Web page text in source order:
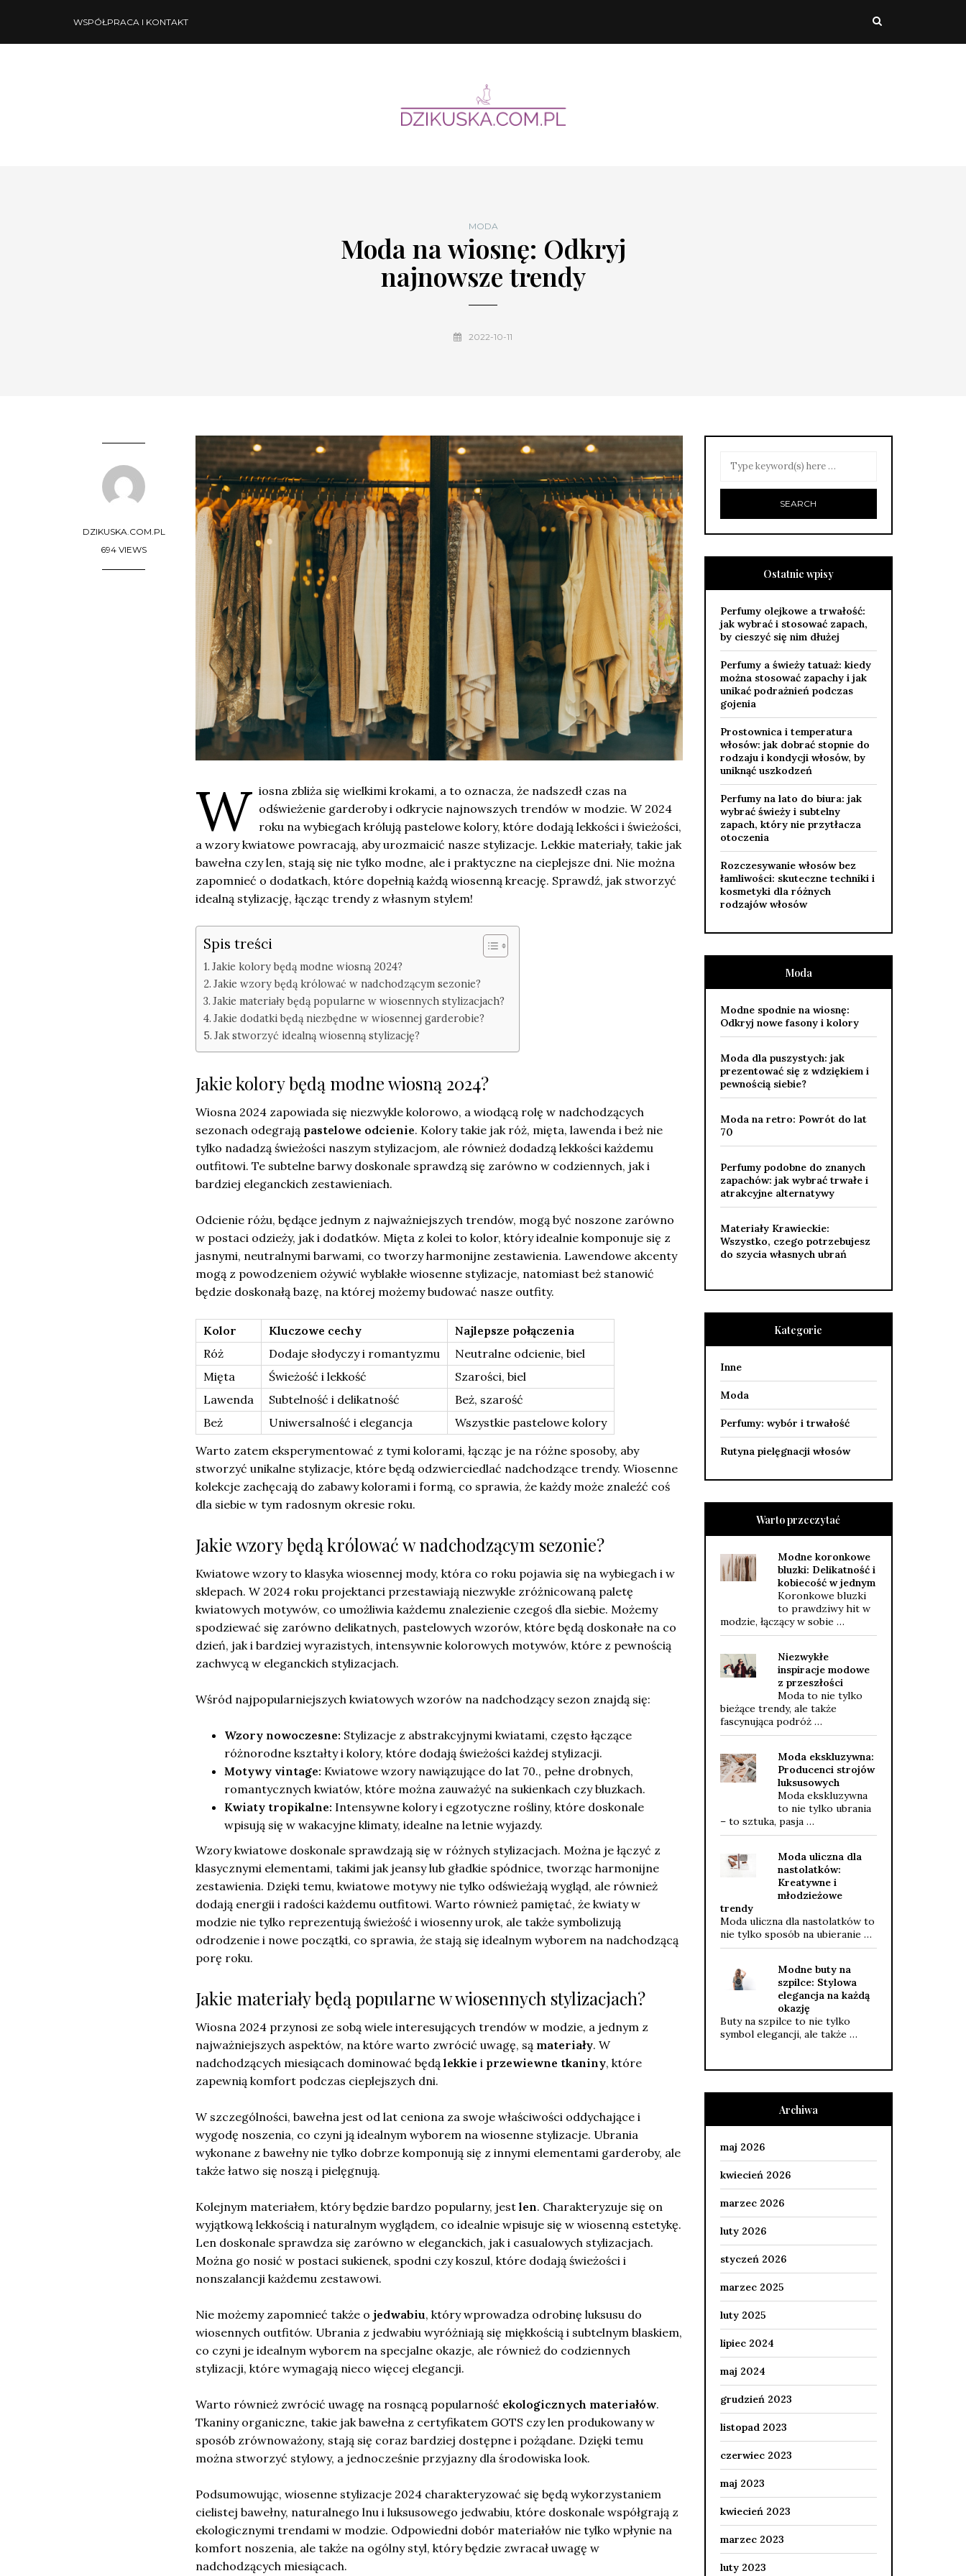
WSPÓŁPRACA I KONTAKT
MODA
Moda na wiosnę: Odkryj
najnowsze trendy
2022-10-11
DZIKUSKA.COM.PL
694 VIEWS
W iosna zbliża się wielkimi krokami, a to oznacza, że nadszedł czas na
odświeżenie garderoby i odkrycie najnowszych trendów w modzie. W 2024
roku na wybiegach królują pastelowe kolory, które dodają lekkości i świeżości,
a wzory kwiatowe powracają, aby urozmaicić nasze stylizacje. Lekkie materiały, takie jak
bawełna czy len, stają się nie tylko modne, ale i praktyczne na cieplejsze dni. Nie można
zapomnieć o dodatkach, które dopełnią każdą wiosenną kreację. Sprawdź, jak stworzyć
idealną stylizację, łącząc trendy z własnym stylem!
Spis treści
Jakie kolory będą modne wiosną 2024?
Jakie wzory będą królować w nadchodzącym sezonie?
Jakie materiały będą popularne w wiosennych stylizacjach?
Jakie dodatki będą niezbędne w wiosennej garderobie?
Jak stworzyć idealną wiosenną stylizację?
Jakie kolory będą modne wiosną 2024?
Wiosna 2024 zapowiada się niezwykle kolorowo, a wiodącą rolę w nadchodzących
sezonach odegrają pastelowe odcienie. Kolory takie jak róż, mięta, lawenda i beż nie
tylko nadadzą świeżości naszym stylizacjom, ale również dodadzą lekkości każdemu
outfitowi. Te subtelne barwy doskonale sprawdzą się zarówno w codziennych, jak i
bardziej eleganckich zestawieniach.
Odcienie różu, będące jednym z najważniejszych trendów, mogą być noszone zarówno
w postaci odzieży, jak i dodatków. Mięta z kolei to kolor, który idealnie komponuje się z
jasnymi, neutralnymi barwami, co tworzy harmonijne zestawienia. Lawendowe akcenty
mogą z powodzeniem ożywić wyblakłe wiosenne stylizacje, natomiast beż stanowić
będzie doskonałą bazę, na której możemy budować nasze outfity.
Kolor Kluczowe cechy
Najlepsze połączenia
Róż
Dodaje słodyczy i romantyzmu
Neutralne odcienie, biel
Mięta
Świeżość i lekkość
Szarości, biel
Lawenda
Subtelność i delikatność
Beż, szarość
Beż
Uniwersalność i elegancja
Wszystkie pastelowe kolory
Warto zatem eksperymentować z tymi kolorami, łącząc je na różne sposoby, aby
stworzyć unikalne stylizacje, które będą odzwierciedlać nadchodzące trendy. Wiosenne
kolekcje zachęcają do zabawy kolorami i formą, co sprawia, że każdy może znaleźć coś
dla siebie w tym radosnym okresie roku.
Jakie wzory będą królować w nadchodzącym sezonie?
Kwiatowe wzory to klasyka wiosennej mody, która co roku pojawia się na wybiegach i w
sklepach. W 2024 roku projektanci przestawiają niezwykle zróżnicowaną paletę
kwiatowych motywów, co umożliwia każdemu znalezienie czegoś dla siebie. Możemy
spodziewać się zarówno delikatnych, pastelowych wzorów, które będą doskonałe na co
dzień, jak i bardziej wyrazistych, intensywnie kolorowych motywów, które z pewnością
zachwycą w eleganckich stylizacjach.
Wśród najpopularniejszych kwiatowych wzorów na nadchodzący sezon znajdą się:
Wzory nowoczesne: Stylizacje z abstrakcyjnymi kwiatami, często łączące
różnorodne kształty i kolory, które dodają świeżości każdej stylizacji.
Motywy vintage: Kwiatowe wzory nawiązujące do lat 70., pełne drobnych,
romantycznych kwiatów, które można zauważyć na sukienkach czy bluzkach.
Kwiaty tropikalne: Intensywne kolory i egzotyczne rośliny, które doskonale
wpisują się w wakacyjne klimaty, idealne na letnie wyjazdy.
Wzory kwiatowe doskonale sprawdzają się w różnych stylizacjach. Można je łączyć z
klasycznymi elementami, takimi jak jeansy lub gładkie spódnice, tworząc harmonijne
zestawienia. Dzięki temu, kwiatowe motywy nie tylko odświeżają wygląd, ale również
dodają energii i radości każdemu outfitowi. Warto również pamiętać, że kwiaty w
modzie nie tylko reprezentują świeżość i wiosenny urok, ale także symbolizują
odrodzenie i nowe początki, co sprawia, że stają się idealnym wyborem na nadchodzącą
porę roku.
Jakie materiały będą popularne w wiosennych stylizacjach?
Wiosna 2024 przynosi ze sobą wiele interesujących trendów w modzie, a jednym z
najważniejszych aspektów, na które warto zwrócić uwagę, są materiały. W
nadchodzących miesiącach dominować będą lekkie i przewiewne tkaniny, które
zapewnią komfort podczas cieplejszych dni.
W szczególności, bawełna jest od lat ceniona za swoje właściwości oddychające i
wygodę noszenia, co czyni ją idealnym wyborem na wiosenne stylizacje. Ubrania
wykonane z bawełny nie tylko dobrze komponują się z innymi elementami garderoby, ale
także łatwo się noszą i pielęgnują.
Kolejnym materiałem, który będzie bardzo popularny, jest len. Charakteryzuje się on
wyjątkową lekkością i naturalnym wyglądem, co idealnie wpisuje się w wiosenną estetykę.
Len doskonale sprawdza się zarówno w eleganckich, jak i casualowych stylizacjach.
Można go nosić w postaci sukienek, spodni czy koszul, które dodają świeżości i
nonszalancji każdemu zestawowi.
Nie możemy zapomnieć także o jedwabiu, który wprowadza odrobinę luksusu do
wiosennych outfitów. Ubrania z jedwabiu wyróżniają się miękkością i subtelnym blaskiem,
co czyni je idealnym wyborem na specjalne okazje, ale również do codziennych
stylizacji, które wymagają nieco więcej elegancji.
Warto również zwrócić uwagę na rosnącą popularność ekologicznych materiałów.
Tkaniny organiczne, takie jak bawełna z certyfikatem GOTS czy len produkowany w
sposób zrównoważony, stają się coraz bardziej dostępne i pożądane. Dzięki temu
można stworzyć stylowy, a jednocześnie przyjazny dla środowiska look.
Podsumowując, wiosenne stylizacje 2024 charakteryzować się będą wykorzystaniem
cielistej bawełny, naturalnego lnu i luksusowego jedwabiu, które doskonale współgrają z
ekologicznymi trendami w modzie. Odpowiedni dobór materiałów nie tylko wpłynie na
komfort noszenia, ale także na ogólny styl, który będzie zwracał uwagę w
nadchodzących miesiącach.
Ostatnie wpisy
Perfumy olejkowe a trwałość:
jak wybrać i stosować zapach,
by cieszyć się nim dłużej
Perfumy a świeży tatuaż: kiedy
można stosować zapachy i jak
unikać podrażnień podczas
gojenia
Prostownica i temperatura
włosów: jak dobrać stopnie do
rodzaju i kondycji włosów, by
uniknąć uszkodzeń
Perfumy na lato do biura: jak
wybrać świeży i subtelny
zapach, który nie przytłacza
otoczenia
Rozczesywanie włosów bez
łamliwości: skuteczne techniki i
kosmetyki dla różnych
rodzajów włosów
Moda
Modne spodnie na wiosnę:
Odkryj nowe fasony i kolory
Moda dla puszystych: jak
prezentować się z wdziękiem i
pewnością siebie?
Moda na retro: Powrót do lat
70
Perfumy podobne do znanych
zapachów: jak wybrać trwałe i
atrakcyjne alternatywy
Materiały Krawieckie:
Wszystko, czego potrzebujesz
do szycia własnych ubrań
Kategorie
Inne
Moda
Perfumy: wybór i trwałość
Rutyna pielęgnacji włosów
Warto przeczytać
Modne koronkowe
bluzki: Delikatność i
kobiecość w jednym
Koronkowe bluzki
to prawdziwy hit w
modzie, łączący w sobie …
Niezwykłe
inspiracje modowe
z przeszłości
Moda to nie tylko
bieżące trendy, ale także
fascynująca podróż …
Moda ekskluzywna:
Producenci strojów
luksusowych
Moda ekskluzywna
to nie tylko ubrania
– to sztuka, pasja …
Moda uliczna dla
nastolatków:
Kreatywne i
młodzieżowe
trendy
Moda uliczna dla nastolatków to
nie tylko sposób na ubieranie …
Modne buty na
szpilce: Stylowa
elegancja na każdą
okazję
Buty na szpilce to nie tylko
symbol elegancji, ale także …
Archiwa
maj 2026
kwiecień 2026
marzec 2026
luty 2026
styczeń 2026
marzec 2025
luty 2025
lipiec 2024
maj 2024
grudzień 2023
listopad 2023
czerwiec 2023
maj 2023
kwiecień 2023
marzec 2023
luty 2023